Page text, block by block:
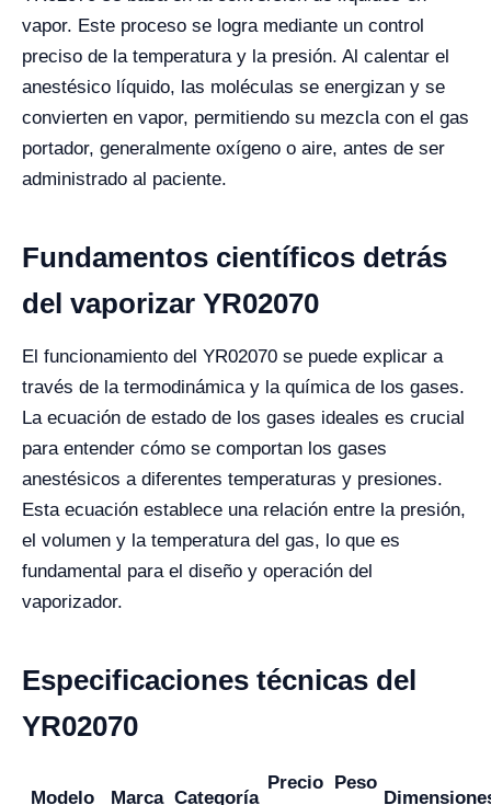
vapor. Este proceso se logra mediante un control
preciso de la temperatura y la presión. Al calentar el
anestésico líquido, las moléculas se energizan y se
convierten en vapor, permitiendo su mezcla con el gas
portador, generalmente oxígeno o aire, antes de ser
administrado al paciente.
Fundamentos científicos detrás
del vaporizar YR02070
El funcionamiento del YR02070 se puede explicar a
través de la termodinámica y la química de los gases.
La ecuación de estado de los gases ideales es crucial
para entender cómo se comportan los gases
anestésicos a diferentes temperaturas y presiones.
Esta ecuación establece una relación entre la presión,
el volumen y la temperatura del gas, lo que es
fundamental para el diseño y operación del
vaporizador.
Especificaciones técnicas del
YR02070
Modelo Marca Categoría
Precio Peso